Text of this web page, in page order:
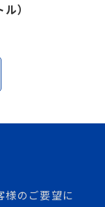
）
様のご要望に